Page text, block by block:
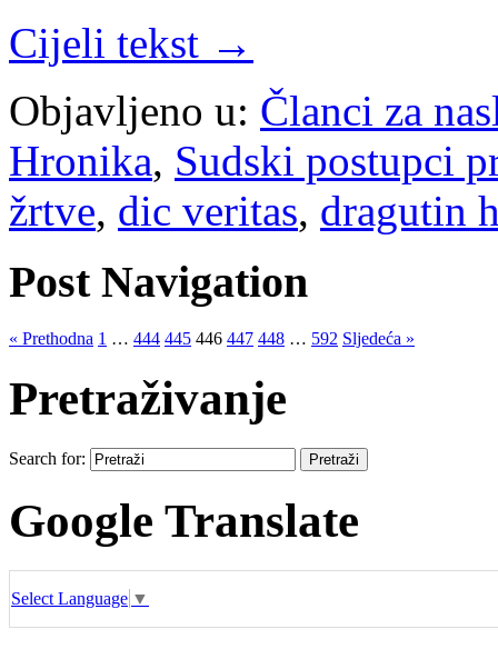
Cijeli tekst →
Objavljeno u: Članci za
Hronika, Sudski postupci
žrtve, dic veritas, dragutin
Post Navigation
« Prethodna 1 … 444 445 446 447 448 … 592 Sljedeća »
Pretraživanje
Search for:
Google Translate
Select Language ▼